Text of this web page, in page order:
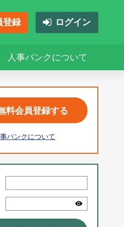
登録 ログイン
人事バンクについて
料会員登録する
事バンクについて